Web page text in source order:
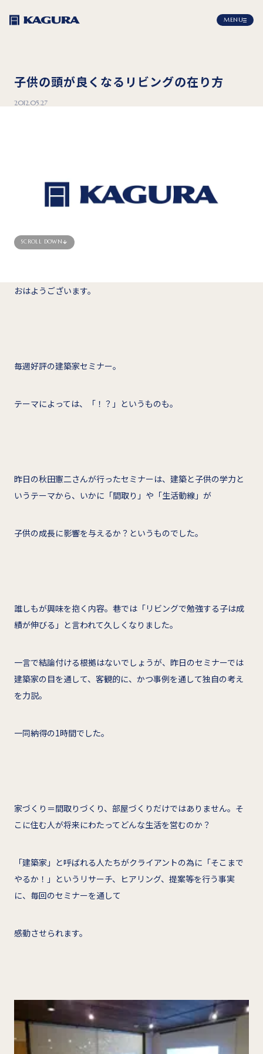
MENU
子供の頭が良くなるリビングの在り方
2012.05.27
SCROLL DOWN
おはようございます。
毎週好評の建築家セミナー。
テーマによっては、「！？」というものも。
昨日の秋田憲二さんが行ったセミナーは、建築と子供の学力と
いうテーマから、いかに「間取り」や「生活動線」が
子供の成長に影響を与えるか？というものでした。
誰しもが興味を抱く内容。巷では「リビングで勉強する子は成
績が伸びる」と言われて久しくなりました。
一言で結論付ける根拠はないでしょうが、昨日のセミナーでは
建築家の目を通して、客観的に、かつ事例を通して独自の考え
を力説。
一同納得の1時間でした。
家づくり＝間取りづくり、部屋づくりだけではありません。そ
こに住む人が将来にわたってどんな生活を営むのか？
「建築家」と呼ばれる人たちがクライアントの為に「そこまで
やるか！」というリサーチ、ヒアリング、提案等を行う事実
に、毎回のセミナーを通して
感動させられます。